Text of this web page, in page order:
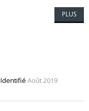
PLUS
Identifié Août 2019